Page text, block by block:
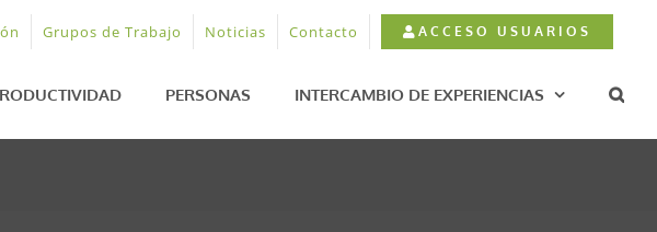
Grupos de Trabajo Noticias Contacto ACCESO USUARIOS
PERSONAS INTERCAMBIO DE EXPERIENCIAS